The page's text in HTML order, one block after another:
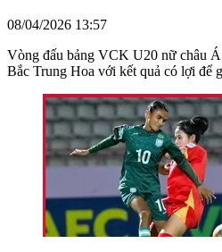
08/04/2026 13:57
Vòng đấu bảng VCK U20 nữ châu
Bắc Trung Hoa với kết quả có lợi để